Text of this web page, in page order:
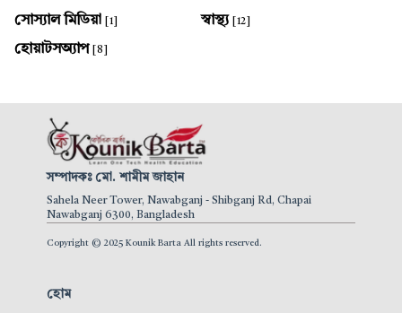
সোস্যাল মিডিয়া [1] স্বাস্থ্য [12]
হোয়াটসঅ্যাপ [8]
সম্পাদকঃ মো. শামীম জাহান
Sahela Neer Tower, Nawabganj - Shibganj Rd, Chapai
Nawabganj 6300, Bangladesh
Copyright © 2025 Kounik Barta All rights reserved.
হোম